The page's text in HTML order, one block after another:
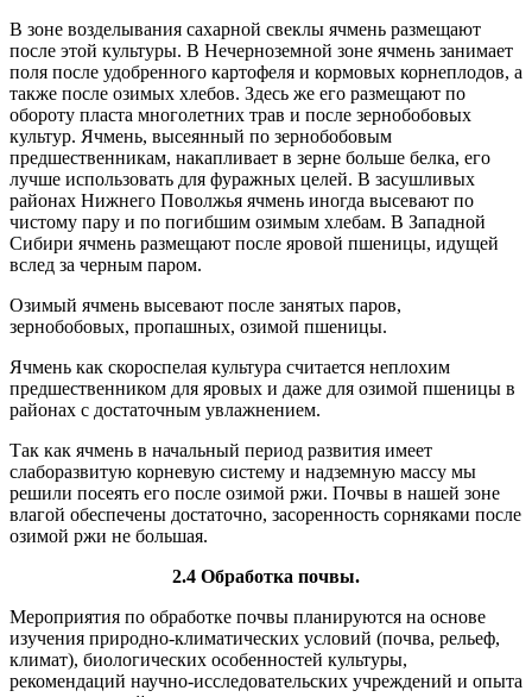
В зоне возделывания сахарной свеклы ячмень размещают
после этой культуры. В Нечерноземной зоне ячмень занимает
поля после удобренного картофеля и кормовых корнеплодов, а
также после озимых хлебов. Здесь же его размещают по
обороту пласта многолетних трав и после зернобобовых
культур. Ячмень, высеянный по зернобобовым
предшественникам, накапливает в зерне больше белка, его
лучше использовать для фуражных целей. В засушливых
районах Нижнего Поволжья ячмень иногда высевают по
чистому пару и по погибшим озимым хлебам. В Западной
Сибири ячмень размещают после яровой пшеницы, идущей
вслед за черным паром.
Озимый ячмень высевают после занятых паров,
зернобобовых, пропашных, озимой пшеницы.
Ячмень как скороспелая культура считается неплохим
предшественником для яровых и даже для озимой пшеницы в
районах с достаточным увлажнением.
Так как ячмень в начальный период развития имеет
слаборазвитую корневую систему и надземную массу мы
решили посеять его после озимой ржи. Почвы в нашей зоне
влагой обеспечены достаточно, засоренность сорняками после
озимой ржи не большая.
2.4 Обработка почвы.
Мероприятия по обработке почвы планируются на основе
изучения природно-климатических условий (почва, рельеф,
климат), биологических особенностей культуры,
рекомендаций научно-исследовательских учреждений и опыта